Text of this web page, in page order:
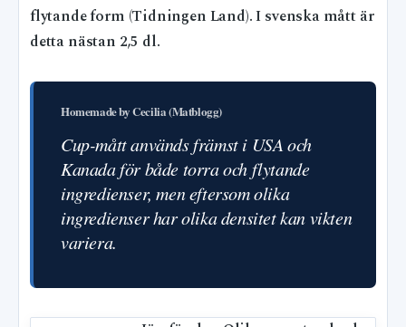
flytande form (Tidningen Land). I svenska mått är
detta nästan 2,5 dl.
Homemade by Cecilia (Matblogg)
Cup-mått används främst i USA och
Kanada för både torra och flytande
ingredienser, men eftersom olika
ingredienser har olika densitet kan vikten
variera.